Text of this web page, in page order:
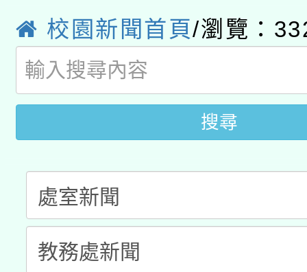
業成長研習」實施計畫
師專業成長研習實施計
方素養工作坊新北場」
族語言臺北學習中心
「族語學習班」招生簡
轉知有關國立成功大學
文教學共融平台-教案
件」活動簡章
教育部國民及學前教育
年度COVID-19疫苗接
接種對象擴大為「滿6
接種之民眾」措施，延
月28日止
校園新聞首頁/瀏覽：
搜尋